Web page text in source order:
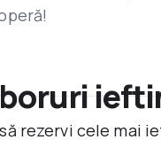
rezervi cele mai